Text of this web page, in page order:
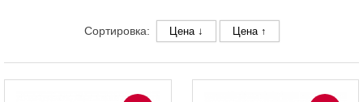
Сортировка: Цена ↓ Цена ↑